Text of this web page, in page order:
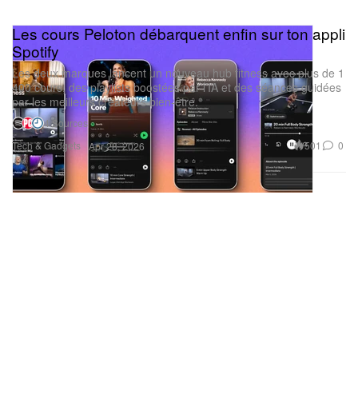
Tech & Gadgets
Les cours Peloton débarquent enfin sur ton appli
Spotify
Les deux marques lancent un nouveau hub fitness avec plus de 1
400 cours, des playlists boostées par l’IA et des séances guidées
par les meilleurs créateurs bien‑être.
4 Sources
Apr 28, 2026
501 0